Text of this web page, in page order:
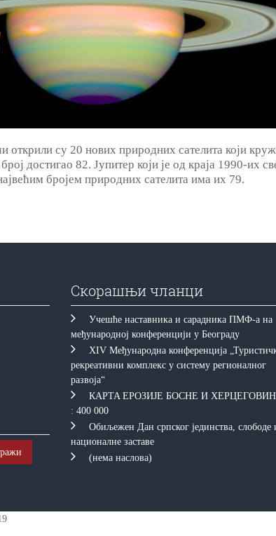
открили су 20 нових природних сателита који
достигао 82. Јупитер који је од краја 1990-их
бројем природних сателита има их 79.
Скорашњи чланци
Учешће наставника и сарадника ПМФ-а на
међународној конференцији у Београду
XIV Међународна конференција
рекреативни комплекс у систему регионалног
развоја“
КAРTA EРOЗИJE БOСНE И
: 400 000
Обиљежен Дан српског јединства, слободе
националне заставе
(нема наслова)